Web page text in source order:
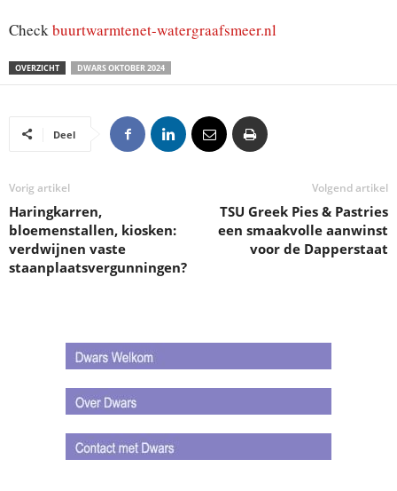
Checkbuurtwarmtenet-watergraafsmeer.nl
OVERZICHT DWARS OKTOBER 2024
Deel
Vorig artikel
Haringkarren,
bloemenstallen, kiosken:
verdwijnen vaste
staanplaatsvergunningen?
Volgend artikel
TSU Greek Pies & Pastries
een smaakvolle aanwinst
voor de Dapperstaat